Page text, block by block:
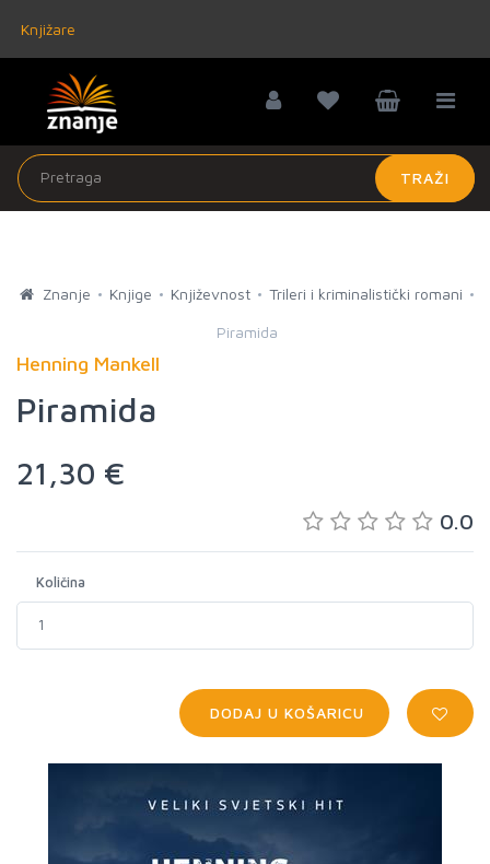
Knjižare
TRAŽI
Znanje Knjige Književnost Trileri i kriminalistički romani
Piramida
Henning Mankell
Piramida
21,30 €
0.0
Količina
DODAJ U KOŠARICU